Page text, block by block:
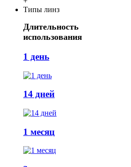
Типы линз
Длительность
использования
1 день
14 дней
1 месяц